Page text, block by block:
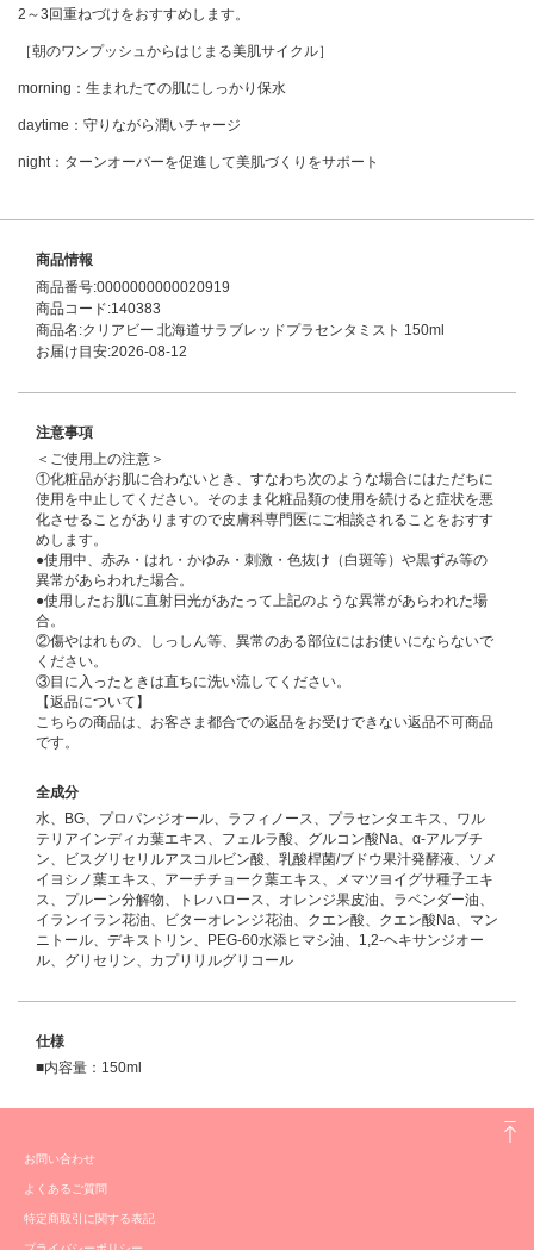
2～3回重ねづけをおすすめします。
［朝のワンプッシュからはじまる美肌サイクル］
morning：生まれたての肌にしっかり保水
daytime：守りながら潤いチャージ
night：ターンオーバーを促進して美肌づくりをサポート
商品情報
商品番号:0000000000020919
商品コード:140383
商品名:クリアビー 北海道サラブレッドプラセンタミスト 150ml
お届け目安:2026-08-12
注意事項
＜ご使用上の注意＞
①化粧品がお肌に合わないとき、すなわち次のような場合にはただちに
使用を中止してください。そのまま化粧品類の使用を続けると症状を悪
化させることがありますので皮膚科専門医にご相談されることをおすす
めします。
●使用中、赤み・はれ・かゆみ・刺激・色抜け（白斑等）や黒ずみ等の
異常があらわれた場合。
●使用したお肌に直射日光があたって上記のような異常があらわれた場
合。
②傷やはれもの、しっしん等、異常のある部位にはお使いにならないで
ください。
③目に入ったときは直ちに洗い流してください。
【返品について】
こちらの商品は、お客さま都合での返品をお受けできない返品不可商品
です。
全成分
水、BG、プロパンジオール、ラフィノース、プラセンタエキス、ワル
テリアインディカ葉エキス、フェルラ酸、グルコン酸Na、α-アルブチ
ン、ビスグリセリルアスコルビン酸、乳酸桿菌/ブドウ果汁発酵液、ソメ
イヨシノ葉エキス、アーチチョーク葉エキス、メマツヨイグサ種子エキ
ス、プルーン分解物、トレハロース、オレンジ果皮油、ラベンダー油、
イランイラン花油、ビターオレンジ花油、クエン酸、クエン酸Na、マン
ニトール、デキストリン、PEG-60水添ヒマシ油、1,2-ヘキサンジオー
ル、グリセリン、カプリリルグリコール
仕様
■内容量：150ml
お問い合わせ
よくあるご質問
特定商取引に関する表記